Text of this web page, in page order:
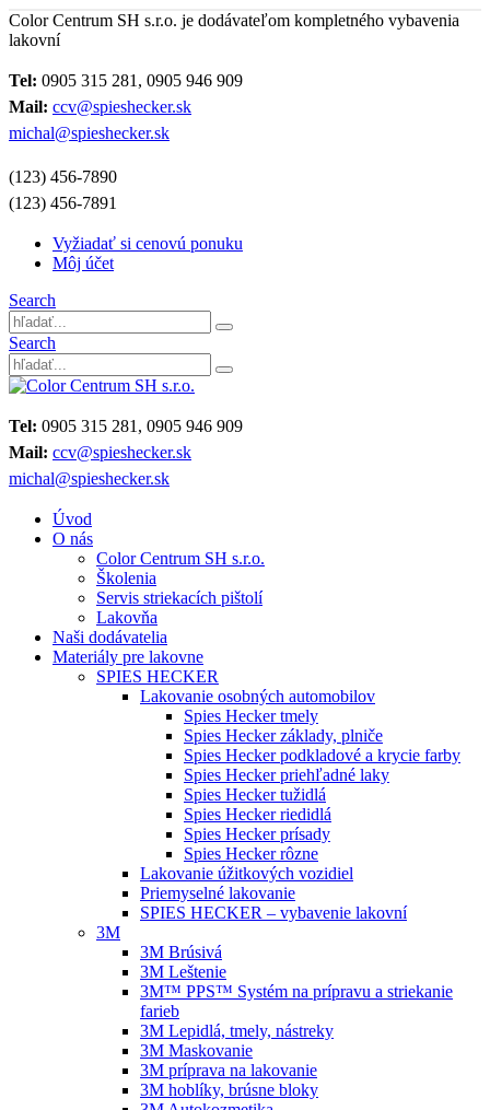
Color Centrum SH s.r.o. je dodávateľom kompletného vybavenia
lakovní
Tel: 0905 315 281, 0905 946 909
Mail: ccv@spieshecker.sk
michal@spieshecker.sk
(123) 456-7890
(123) 456-7891
Vyžiadať si cenovú ponuku
Môj účet
Search
Search
Tel: 0905 315 281, 0905 946 909
Mail: ccv@spieshecker.sk
michal@spieshecker.sk
Úvod
O nás
Color Centrum SH s.r.o.
Školenia
Servis striekacích pištolí
Lakovňa
Naši dodávatelia
Materiály pre lakovne
SPIES HECKER
Lakovanie osobných automobilov
Spies Hecker tmely
Spies Hecker základy, plniče
Spies Hecker podkladové a krycie farby
Spies Hecker priehľadné laky
Spies Hecker tužidlá
Spies Hecker riedidlá
Spies Hecker prísady
Spies Hecker rôzne
Lakovanie úžitkových vozidiel
Priemyselné lakovanie
SPIES HECKER – vybavenie lakovní
3M
3M Brúsivá
3M Leštenie
3M™ PPS™ Systém na prípravu a striekanie
farieb
3M Lepidlá, tmely, nástreky
3M Maskovanie
3M príprava na lakovanie
3M hoblíky, brúsne bloky